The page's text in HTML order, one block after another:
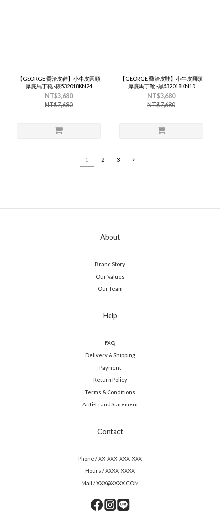
【GEORGE 喬治皮鞋】小牛皮圓頭
厚底馬丁靴 -棕532018KN24
NT$3,680
NT$7,680
【GEORGE 喬治皮鞋】小牛皮圓頭
厚底馬丁靴 -黑532018KN10
NT$3,680
NT$7,680
1 2 3
About
Brand Story
Our Values
Our Team
Help
FAQ
Delivery & Shipping
Payment
Return Policy
Terms & Conditions
Anti-Fraud Statement
Contact
Phone / XX-XXX-XXX-XXX
Hours / XXXX-XXXX
Mail / XXX@XXXX.COM